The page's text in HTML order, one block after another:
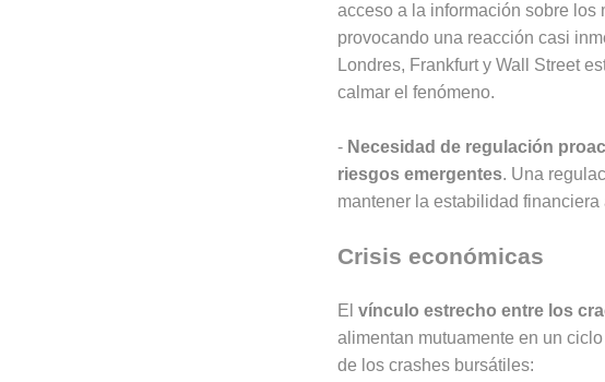
acceso a la información sobre los
provocando una reacción casi
Londres, Frankfurt y Wall Street
calmar el fenómeno.
- Necesidad de regulación
riesgos emergentes. Una
mantener la estabilidad financiera
Crisis económicas
El vínculo estrecho entre los
alimentan mutuamente en un
de los crashes bursátiles: